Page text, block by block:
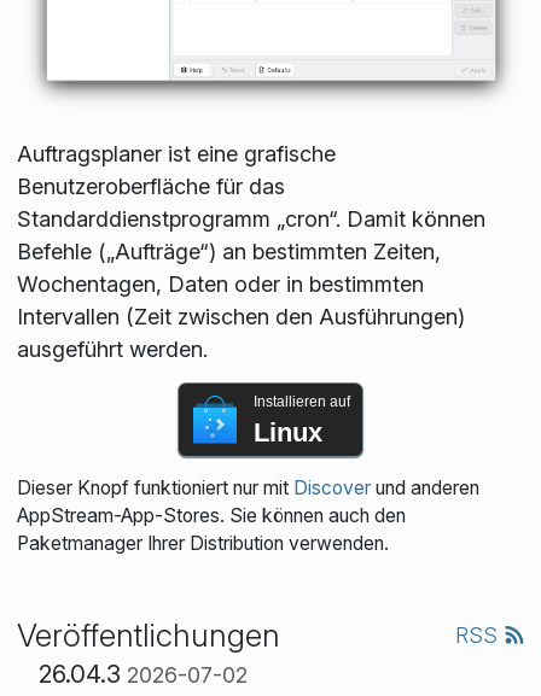
Auftragsplaner ist eine grafische
Benutzeroberfläche für das
Standarddienstprogramm „cron“. Damit können
Befehle („Aufträge“) an bestimmten Zeiten,
Wochentagen, Daten oder in bestimmten
Intervallen (Zeit zwischen den Ausführungen)
ausgeführt werden.
Installieren auf
Linux
Dieser Knopf funktioniert nur mit Discoverund anderen
AppStream-App-Stores. Sie können auch den
Paketmanager Ihrer Distribution verwenden.
Veröffentlichungen RSS
26.04.3 2026-07-02